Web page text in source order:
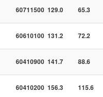
60711500 129.0 65.3
60610100 131.2 72.2
60410900 141.7 88.6
60410200 156.3 115.6